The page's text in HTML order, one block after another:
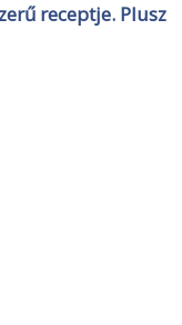
receptje. Plusz